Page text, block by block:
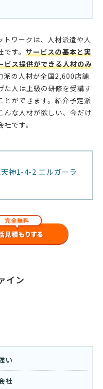
ワークは、人材派遣や人
す。 サービスの基本と実
ビス提供ができる人材のみ
派の人材が全国2,600店舗
た人は上級の研修を受講す
とができます。紹介予定派
んな人材が欲しい、今だけ
です。
神1-4-2 エルガーラ
イン
い
社